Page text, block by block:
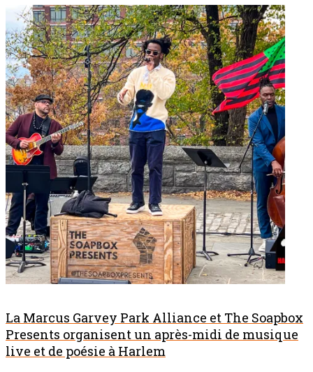
La Marcus Garvey Park Alliance et The Soapbox
Presents organisent un après-midi de musique
live et de poésie à Harlem